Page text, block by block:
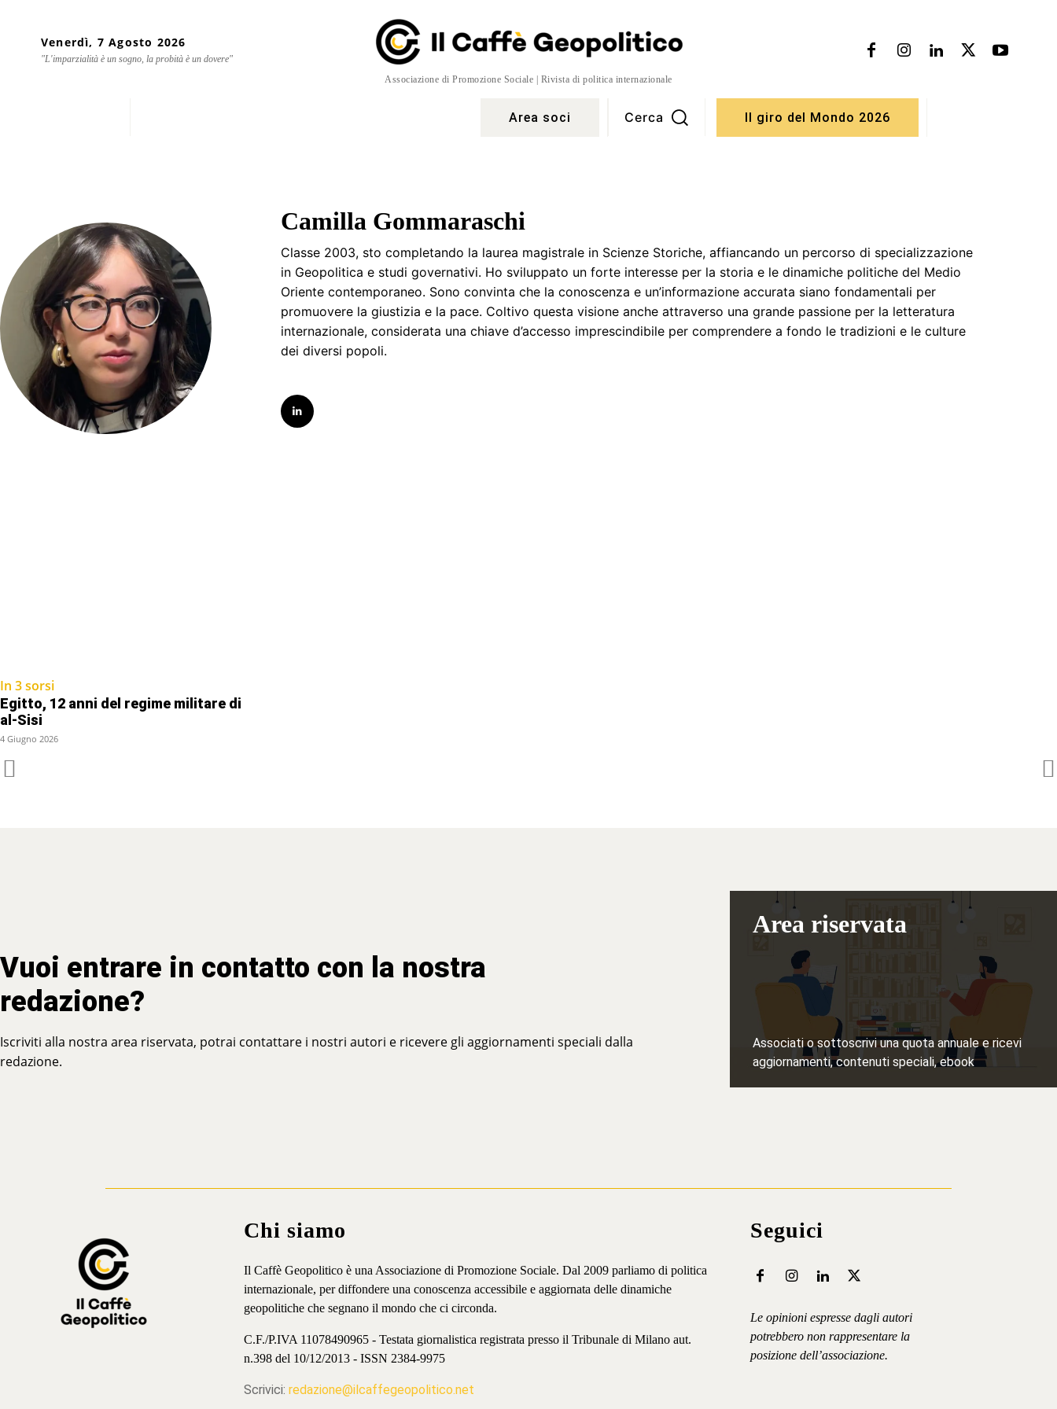
Venerdì, 7 Agosto 2026
"L'imparzialità è un sogno, la probità è un dovere"
Associazione di Promozione Sociale | Rivista di politica internazionale
Area soci Cerca Il giro del Mondo 2026
Camilla Gommaraschi
Classe 2003, sto completando la laurea magistrale in Scienze Storiche, affiancando un percorso di specializzazione
in Geopolitica e studi governativi. Ho sviluppato un forte interesse per la storia e le dinamiche politiche del Medio
Oriente contemporaneo. Sono convinta che la conoscenza e un’informazione accurata siano fondamentali per
promuovere la giustizia e la pace. Coltivo questa visione anche attraverso una grande passione per la letteratura
internazionale, considerata una chiave d’accesso imprescindibile per comprendere a fondo le tradizioni e le culture
dei diversi popoli.
In 3 sorsi
Egitto, 12 anni del regime militare di
al-Sisi
4 Giugno 2026
Vuoi entrare in contatto con la nostra
redazione?
Iscriviti alla nostra area riservata, potrai contattare i nostri autori e ricevere gli aggiornamenti speciali dalla
redazione.
Area riservata
Associati o sottoscrivi una quota annuale e ricevi
aggiornamenti, contenuti speciali, ebook
Chi siamo
Il Caffè Geopolitico è una Associazione di Promozione Sociale. Dal 2009 parliamo di politica
internazionale, per diffondere una conoscenza accessibile e aggiornata delle dinamiche
geopolitiche che segnano il mondo che ci circonda.
C.F./P.IVA 11078490965 - Testata giornalistica registrata presso il Tribunale di Milano aut.
n.398 del 10/12/2013 - ISSN 2384-9975
Scrivici: redazione@ilcaffegeopolitico.net
Seguici
Le opinioni espresse dagli autori
potrebbero non rappresentare la
posizione dell’associazione.